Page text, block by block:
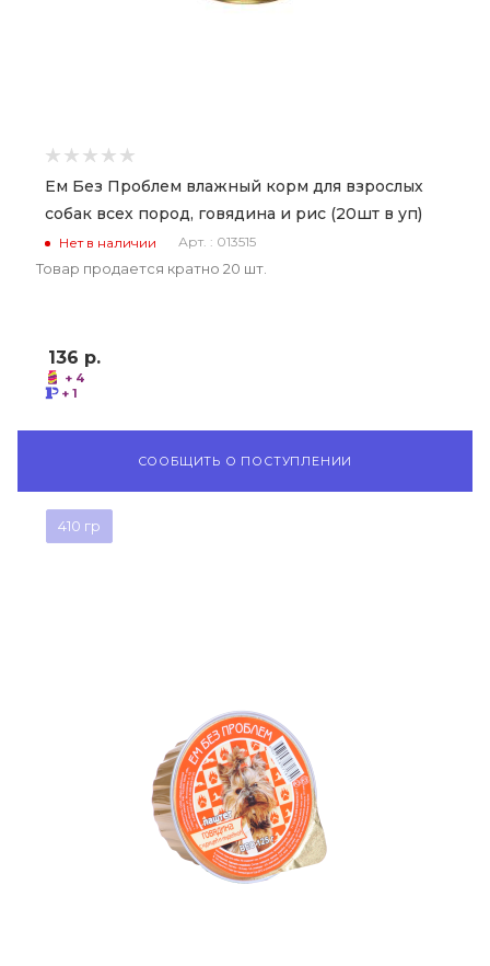
Ем Без Проблем влажный корм для взрослых
собак всех пород, говядина и рис (20шт в уп)
Нет в наличии Арт. : 013515
Товар продается кратно 20 шт.
136 р.
+ 4
+ 1
СООБЩИТЬ О ПОСТУПЛЕНИИ
410 гр